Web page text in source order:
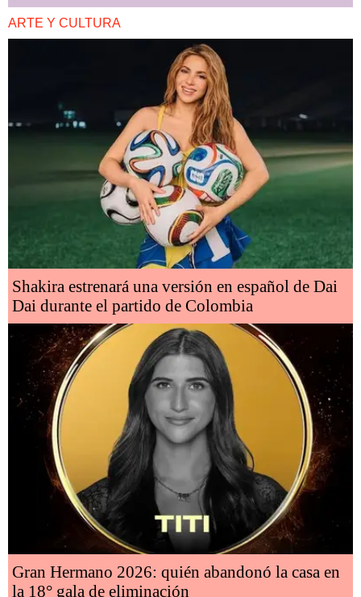
ARTE Y CULTURA
Shakira estrenará una versión en español de Dai
Dai durante el partido de Colombia
Gran Hermano 2026: quién abandonó la casa en
la 18° gala de eliminación